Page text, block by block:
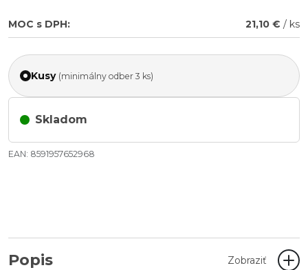
MOC s DPH: 21,10 € / ks
Kusy (minimálny odber 3 ks)
Skladom
EAN: 8591957652968
Popis Zobraziť